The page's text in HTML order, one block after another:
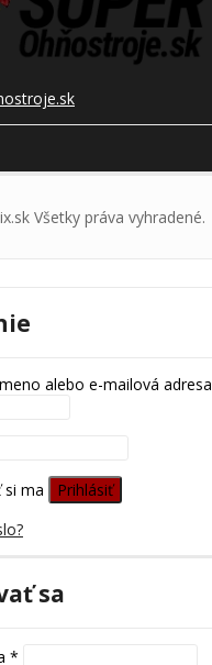
Všetky práva vyhradené.
alebo e-mailová adresa
si ma
Prihlásiť
sa
*